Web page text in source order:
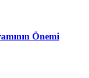
Önemi